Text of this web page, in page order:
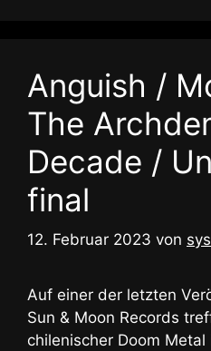
Anguish /
The
Decade /
final
12. Februar 2023 von
Auf einer der letzten
Sun & Moon Records
chilenischer Doom Metal